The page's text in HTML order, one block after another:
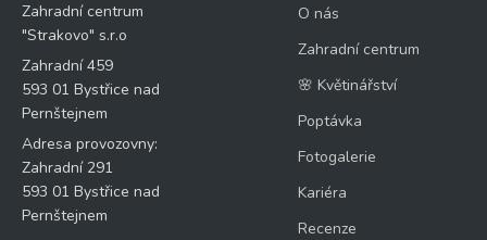
Zahradní centrum
"Strakovo" s.r.o
Zahradní 459
593 01 Bystřice nad
Pernštejnem
Adresa provozovny:
Zahradní 291
593 01 Bystřice nad
Pernštejnem
O nás
Zahradní centrum
🌸 Květinářství
Poptávka
Fotogalerie
Kariéra
Recenze